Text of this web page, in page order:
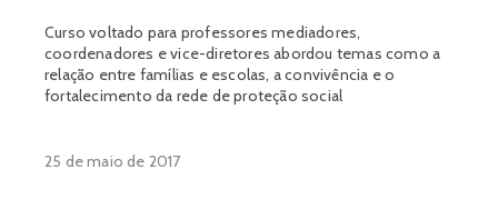
Curso voltado para professores mediadores,
coordenadores e vice-diretores abordou temas como a
relação entre famílias e escolas, a convivência e o
fortalecimento da rede de proteção social
25 de maio de 2017